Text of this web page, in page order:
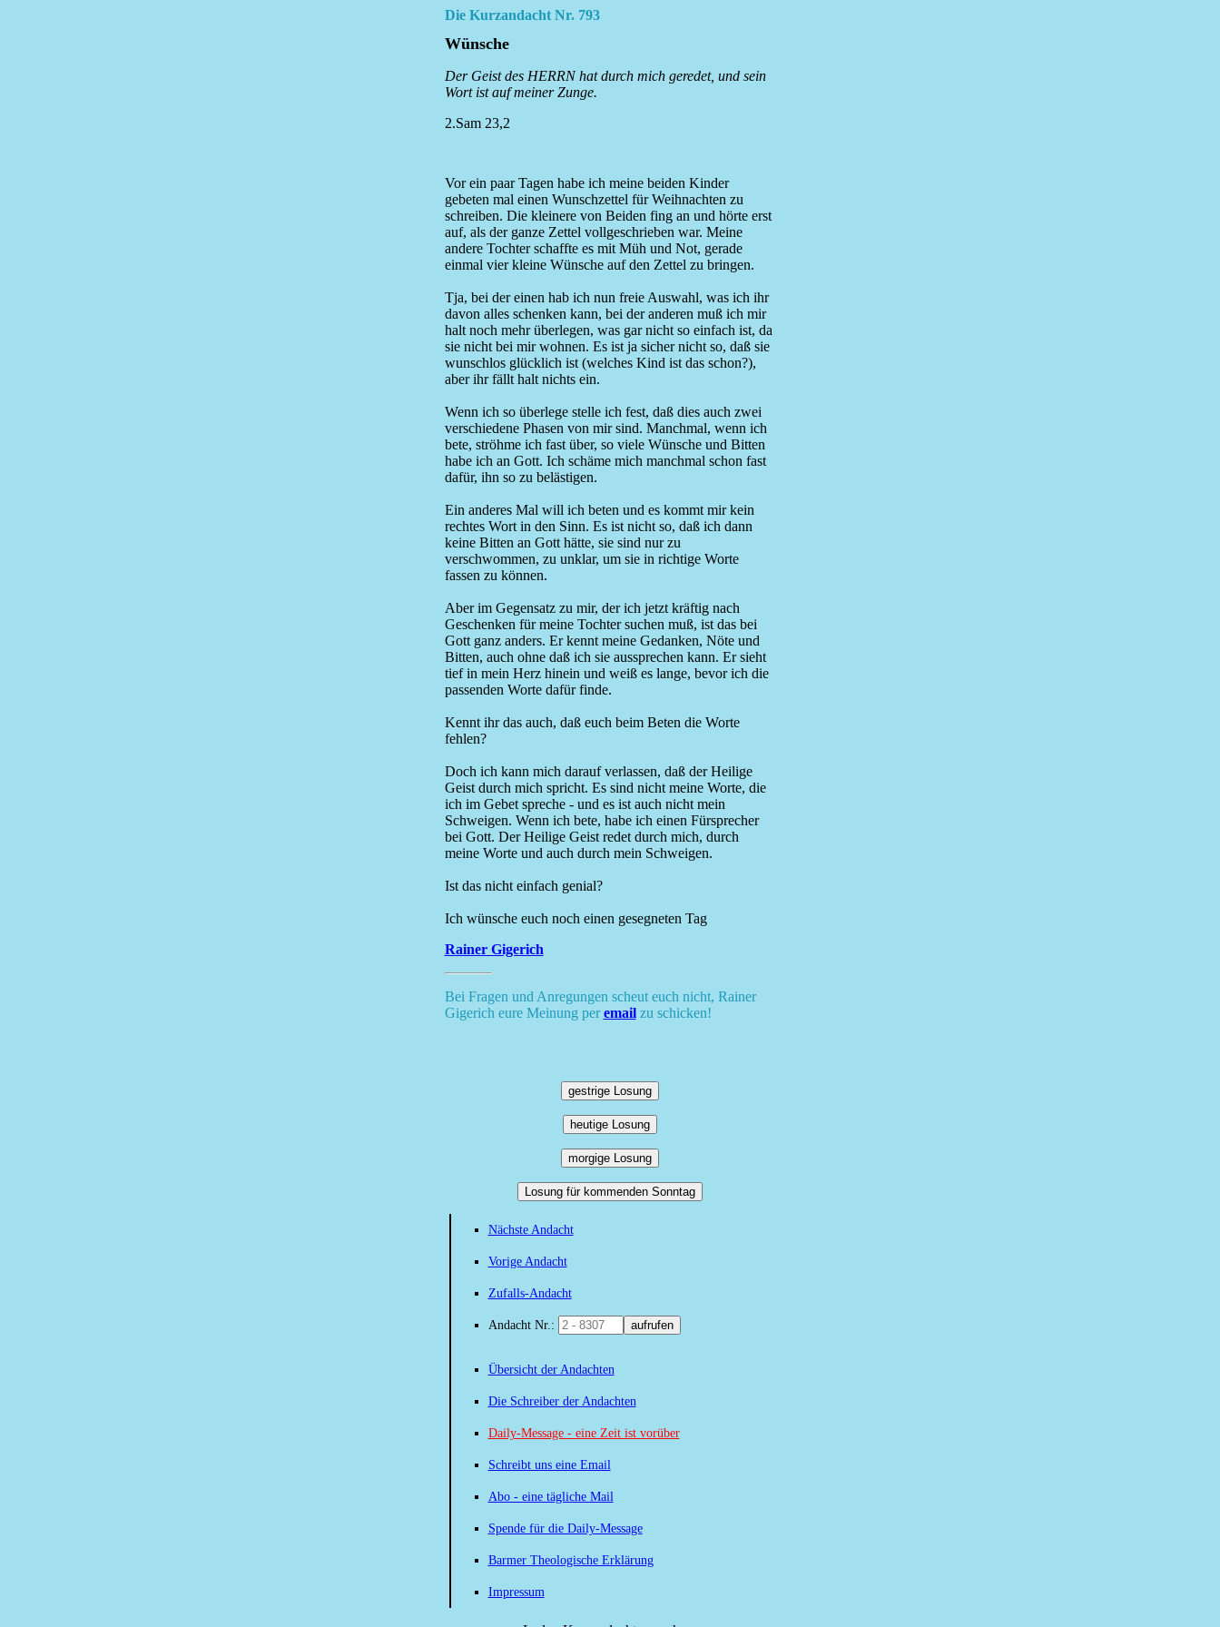
Die Kurzandacht Nr. 793
Wünsche
Der Geist des HERRN hat durch mich geredet, und sein
Wort ist auf meiner Zunge.
2.Sam 23,2
Vor ein paar Tagen habe ich meine beiden Kinder
gebeten mal einen Wunschzettel für Weihnachten zu
schreiben. Die kleinere von Beiden fing an und hörte erst
auf, als der ganze Zettel vollgeschrieben war. Meine
andere Tochter schaffte es mit Müh und Not, gerade
einmal vier kleine Wünsche auf den Zettel zu bringen.
Tja, bei der einen hab ich nun freie Auswahl, was ich ihr
davon alles schenken kann, bei der anderen muß ich mir
halt noch mehr überlegen, was gar nicht so einfach ist, da
sie nicht bei mir wohnen. Es ist ja sicher nicht so, daß sie
wunschlos glücklich ist (welches Kind ist das schon?),
aber ihr fällt halt nichts ein.
Wenn ich so überlege stelle ich fest, daß dies auch zwei
verschiedene Phasen von mir sind. Manchmal, wenn ich
bete, ströhme ich fast über, so viele Wünsche und Bitten
habe ich an Gott. Ich schäme mich manchmal schon fast
dafür, ihn so zu belästigen.
Ein anderes Mal will ich beten und es kommt mir kein
rechtes Wort in den Sinn. Es ist nicht so, daß ich dann
keine Bitten an Gott hätte, sie sind nur zu
verschwommen, zu unklar, um sie in richtige Worte
fassen zu können.
Aber im Gegensatz zu mir, der ich jetzt kräftig nach
Geschenken für meine Tochter suchen muß, ist das bei
Gott ganz anders. Er kennt meine Gedanken, Nöte und
Bitten, auch ohne daß ich sie aussprechen kann. Er sieht
tief in mein Herz hinein und weiß es lange, bevor ich die
passenden Worte dafür finde.
Kennt ihr das auch, daß euch beim Beten die Worte
fehlen?
Doch ich kann mich darauf verlassen, daß der Heilige
Geist durch mich spricht. Es sind nicht meine Worte, die
ich im Gebet spreche - und es ist auch nicht mein
Schweigen. Wenn ich bete, habe ich einen Fürsprecher
bei Gott. Der Heilige Geist redet durch mich, durch
meine Worte und auch durch mein Schweigen.
Ist das nicht einfach genial?
Ich wünsche euch noch einen gesegneten Tag
Rainer Gigerich
Bei Fragen und Anregungen scheut euch nicht, Rainer
Gigerich eure Meinung peremailzu schicken!
gestrige Losung
heutige Losung
morgige Losung
Losung für kommenden Sonntag
Nächste Andacht
Vorige Andacht
Zufalls-Andacht
Andacht Nr.: aufrufen
Übersicht der Andachten
Die Schreiber der Andachten
Daily-Message - eine Zeit ist vorüber
Schreibt uns eine Email
Abo - eine tägliche Mail
Spende für die Daily-Message
Barmer Theologische Erklärung
Impressum